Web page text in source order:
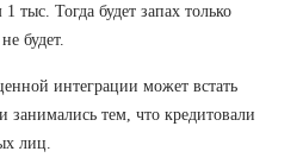
тыс. Тогда будет запах только
будет.
интеграции может встать
тем, что кредитовали
лиц.